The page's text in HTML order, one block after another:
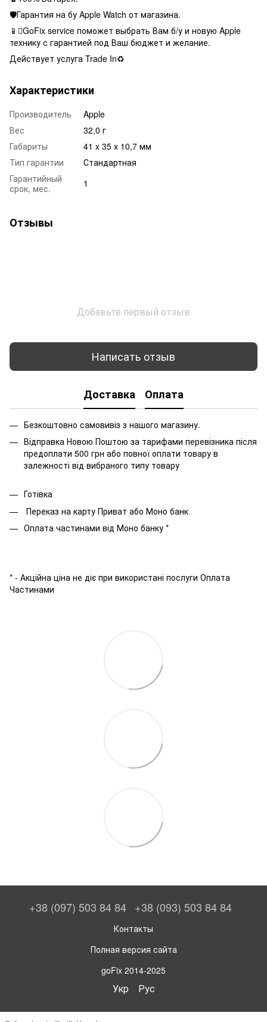
🛡Гарантия на бу Apple Watch от магазина.
📱GoFix service поможет выбрать Вам б/у и новую Apple
технику с гарантией под Ваш бюджет и желание.
Действует услуга Trade In♻️
Характеристики
Производитель
Apple
Вес
32,0 г
Габариты
41 x 35 x 10,7 мм
Тип гарантии
Стандартная
Гарантийный
срок, мес.
1
Отзывы
Добавьте первый отзыв
Написать отзыв
Доставка Оплата
Безкоштовно самовивіз з нашого магазину.
Відправка Новою Поштою за тарифами перевізника після
предоплати 500 грн або повної оплати товару в
залежності від вибраного типу товару
Готівка
Переказ на карту Приват або Моно банк
Оплата частинами від Моно банку *
* - Акційна ціна не діє при використані послуги Оплата
Частинами
+38 (097) 503 84 84 +38 (093) 503 84 84
Контакты
Полная версия сайта
goFix 2014-2025
Укр Рус